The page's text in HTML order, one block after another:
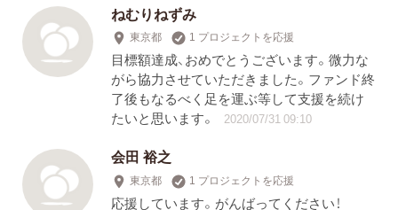
ねむりねずみ
東京都 1 プロジェクトを応援
目標額達成、おめでとうございます。微力な
がら協力させていただきました。ファンド終
了後もなるべく足を運ぶ等して支援を続け
たいと思います。
2020/07/31 09:10
会田 裕之
東京都 1 プロジェクトを応援
応援しています。がんばってください！